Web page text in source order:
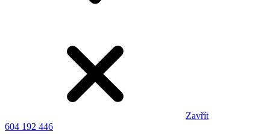
Zavřít
604 192 446